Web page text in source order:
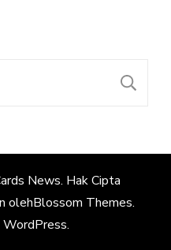
News. Hak Cipta
olehBlossom Themes.
WordPress.